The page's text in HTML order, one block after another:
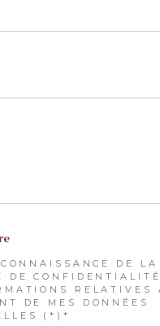
DE LA
DE
RELATIVES
DE MES DONNÉES
(*)*